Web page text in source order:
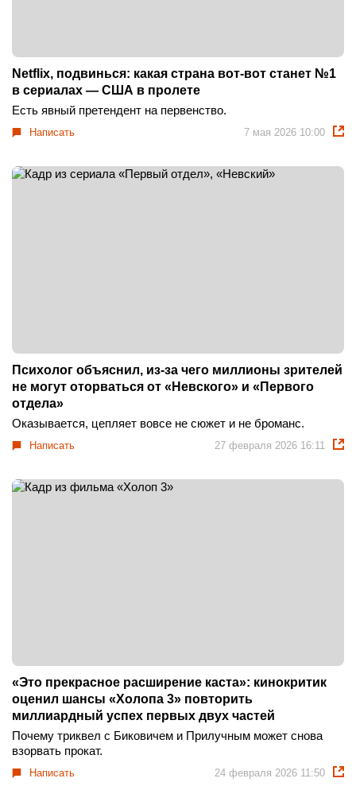
Netflix, подвинься: какая страна вот-вот станет №1
в сериалах — США в пролете
Есть явный претендент на первенство.
Написать 7 мая 2026 10:00
Психолог объяснил, из-за чего миллионы зрителей
не могут оторваться от «Невского» и «Первого
отдела»
Оказывается, цепляет вовсе не сюжет и не броманс.
Написать 27 февраля 2026 16:11
«Это прекрасное расширение каста»: кинокритик
оценил шансы «Холопа 3» повторить
миллиардный успех первых двух частей
Почему триквел с Биковичем и Прилучным может снова
взорвать прокат.
Написать 24 февраля 2026 11:50